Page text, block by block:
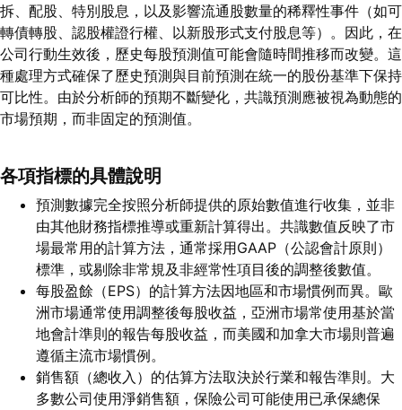
拆、配股、特別股息，以及影響流通股數量的稀釋性事件（如可
轉債轉股、認股權證行權、以新股形式支付股息等）。因此，在
公司行動生效後，歷史每股預測值可能會隨時間推移而改變。這
種處理方式確保了歷史預測與目前預測在統一的股份基準下保持
可比性。由於分析師的預期不斷變化，共識預測應被視為動態的
市場預期，而非固定的預測值。
各項指標的具體說明
預測數據完全按照分析師提供的原始數值進行收集，並非
由其他財務指標推導或重新計算得出。共識數值反映了市
場最常用的計算方法，通常採用GAAP（公認會計原則）
標準，或剔除非常規及非經常性項目後的調整後數值。
每股盈餘（EPS）的計算方法因地區和市場慣例而異。歐
洲市場通常使用調整後每股收益，亞洲市場常使用基於當
地會計準則的報告每股收益，而美國和加拿大市場則普遍
遵循主流市場慣例。
銷售額（總收入）的估算方法取決於行業和報告準則。大
多數公司使用淨銷售額，保險公司可能使用已承保總保